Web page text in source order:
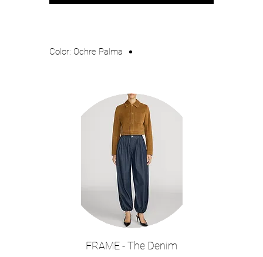
Color: Ochre Palma
FRAME - The Denim